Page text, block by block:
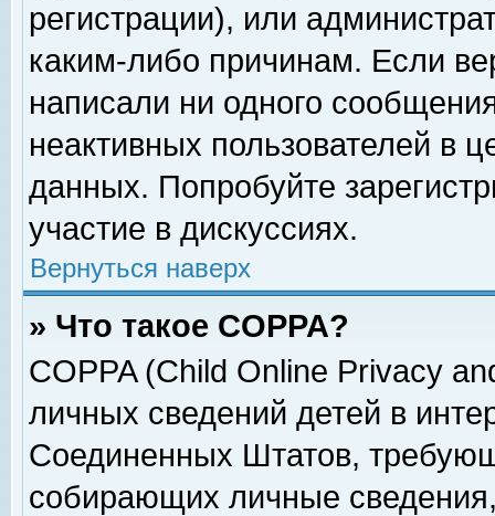
регистрации), или
каким-либо причинам. Если
написали ни одного
неактивных пользователей в
данных. Попробуйте
участие в дискуссиях.
Вернуться наверх
» Что такое COPPA?
COPPA (Child Online Privacy
личных сведений детей в
Соединенных Штатов,
собирающих личные